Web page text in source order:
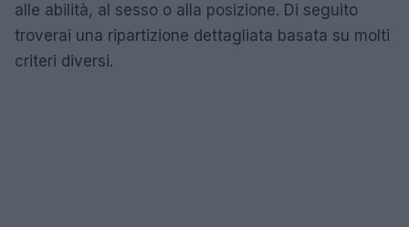
alle abilità, al sesso o alla posizione. Di seguito
troverai una ripartizione dettagliata basata su molti
criteri diversi.